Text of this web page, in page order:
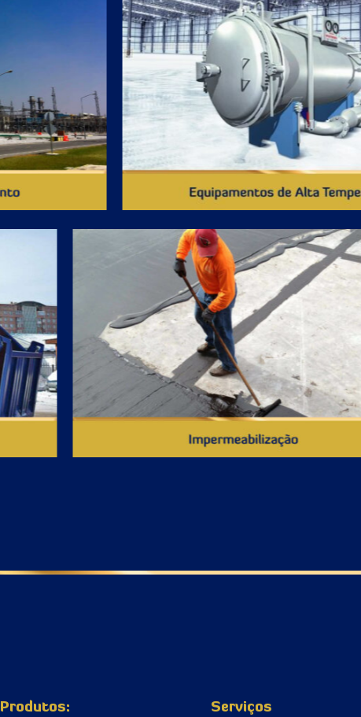
Produtos: Serviços